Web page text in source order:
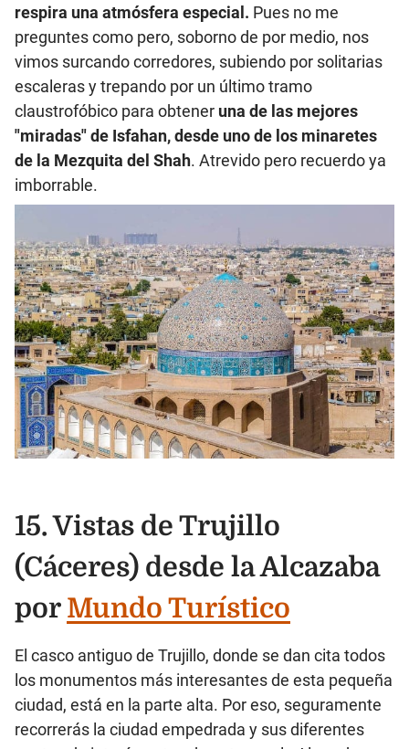
respira una atmósfera especial. Pues no me
preguntes como pero, soborno de por medio, nos
vimos surcando corredores, subiendo por solitarias
escaleras y trepando por un último tramo
claustrofóbico para obtener una de las mejores
"miradas" de Isfahan, desde uno de los minaretes
de la Mezquita del Shah. Atrevido pero recuerdo ya
imborrable.
15. Vistas de Trujillo
(Cáceres) desde la Alcazaba
por Mundo Turístico
El casco antiguo de Trujillo, donde se dan cita todos
los monumentos más interesantes de esta pequeña
ciudad, está en la parte alta. Por eso, seguramente
recorrerás la ciudad empedrada y sus diferentes